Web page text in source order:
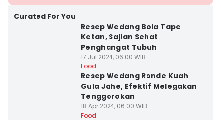
Curated For You
Resep Wedang Bola Tape
Ketan, Sajian Sehat
Penghangat Tubuh
17 Jul 2024, 06:00 WIB
Food
Resep Wedang Ronde Kuah
Gula Jahe, Efektif Melegakan
Tenggorokan
18 Apr 2024, 06:00 WIB
Food